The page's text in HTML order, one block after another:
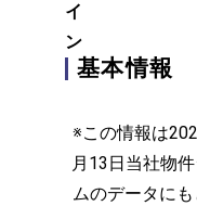
イ
ン
基本情報
※この情報は
月13日当社物
ムのデータにも